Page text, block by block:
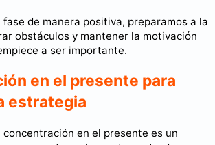
de manera positiva, preparamos a la
obstáculos y mantener la motivación
a ser importante.
en el presente para
estrategia
concentración en el presente es un